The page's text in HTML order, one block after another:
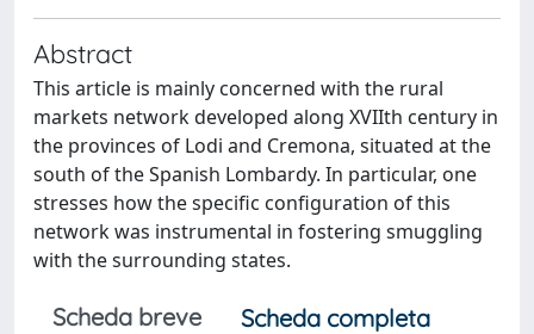
Abstract
This article is mainly concerned with the rural
markets network developed along XVIIth century in
the provinces of Lodi and Cremona, situated at the
south of the Spanish Lombardy. In particular, one
stresses how the specific configuration of this
network was instrumental in fostering smuggling
with the surrounding states.
Scheda breve
Scheda completa